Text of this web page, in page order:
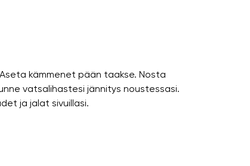
kämmenet pään taakse. Nosta
vatsalihastesi jännitys noustessasi.
ja jalat sivuillasi.